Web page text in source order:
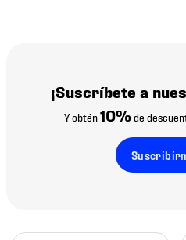
¡Suscríbete a
Y obtén10% de